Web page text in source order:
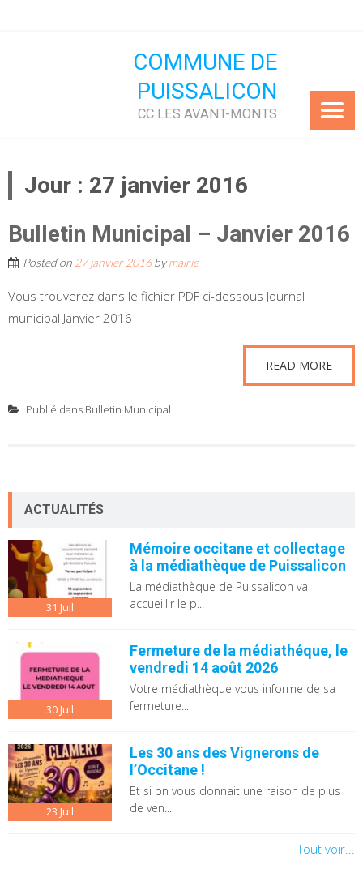
COMMUNE DE
PUISSALICON
CC LES AVANT-MONTS
Jour : 27 janvier 2016
Bulletin Municipal – Janvier 2016
Posted on 27 janvier 2016bymairie
Vous trouverez dans le fichier PDF ci-dessous Journal
municipal Janvier 2016
READ MORE
Publié dans Bulletin Municipal
ACTUALITÉS
31 Juil
Mémoire occitane et collectage
à la médiathèque de Puissalicon
La médiathèque de Puissalicon va
accueillir le p...
30Juil
Fermeture de la médiathéque, le
vendredi 14 août 2026
Votre médiathèque vous informe de sa
fermeture...
23 Juil
Les 30 ans des Vignerons de
l’Occitane !
Et si on vous donnait une raison de plus
de ven...
Tout voir...